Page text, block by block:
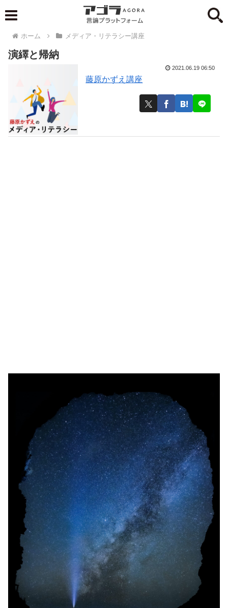
ホーム メディア・リテラシー講座
演繹と帰納
藤原かずえ講座
2021.06.19 06:50